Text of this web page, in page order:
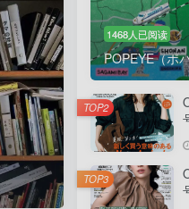
1468人已阅读
POPEYE（ポ
TOP2
TOP3